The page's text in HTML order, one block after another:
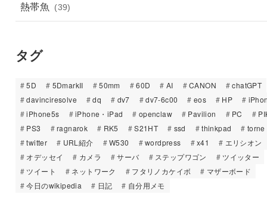
熱帯魚 (39)
タグ
5D 5DmarkII 50mm 60D AI CANON
chatGPT
davinciresolve
dq dv7 dv7-6c00 eos HP
iPhone5s
iPhone・iPad openclaw Pavilion PC
PS3
ragnarok RK5 S21HT ssd thinkpad
torne
twitter
URL紹介 W530 wordpress x41
エリシオン
オデッセイ
カメラ サーバ ステップワゴン
ツイッター
ツイート
ネットワーク フタリノカケイボ
マザーボード
今日のwikipedia
日記 自分用メモ